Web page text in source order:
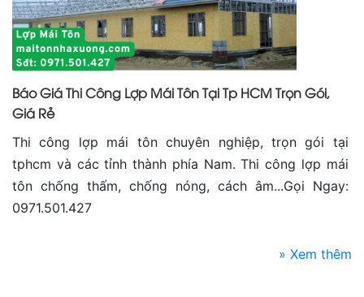
Báo Giá Thi Công Lợp Mái Tôn Tại Tp HCM Trọn Gói,
Giá Rẻ
Thi công lợp mái tôn chuyên nghiệp, trọn gói tại
tphcm và các tỉnh thành phía Nam. Thi công lợp mái
tôn chống thấm, chống nóng, cách âm...Gọi Ngay:
0971.501.427
» Xem thêm